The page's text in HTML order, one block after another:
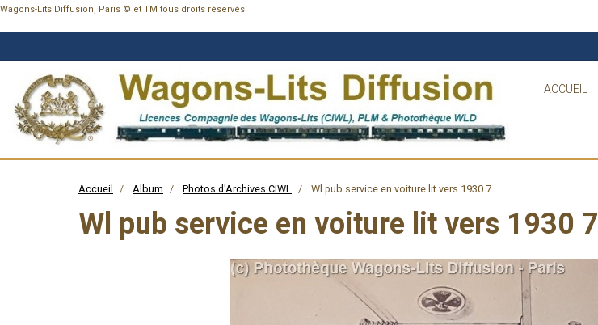
Wagons-Lits Diffusion, Paris © et TM tous droits réservés
ACCUEIL
Accueil Album Photos d'Archives CIWL Wl pub service en voiture lit vers 1930 7
Wl pub service en voiture lit vers 1930 7